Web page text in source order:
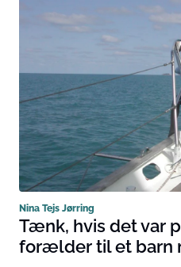
Nina Tejs Jørring
Tænk, hvis det var
forælder til et barn